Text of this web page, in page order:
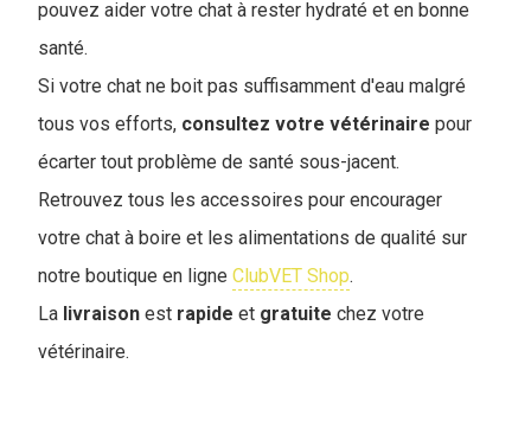
pouvez aider votre chat à rester hydraté et en bonne
santé.
Si votre chat ne boit pas suffisamment d'eau malgré
tous vos efforts, consultez votre vétérinaire pour
écarter tout problème de santé sous-jacent.
Retrouvez tous les accessoires pour encourager
votre chat à boire et les alimentations de qualité sur
notre boutique en ligne ClubVET Shop.
La livraison est rapide et gratuite chez votre
vétérinaire.